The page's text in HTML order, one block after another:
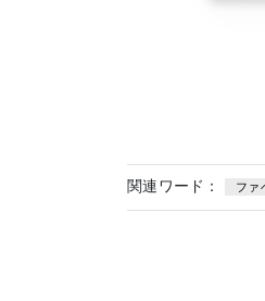
関連ワード： ファ